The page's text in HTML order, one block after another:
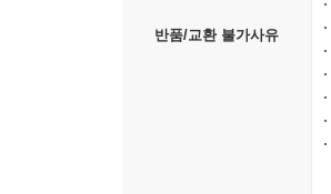
반품/교환 불가사유